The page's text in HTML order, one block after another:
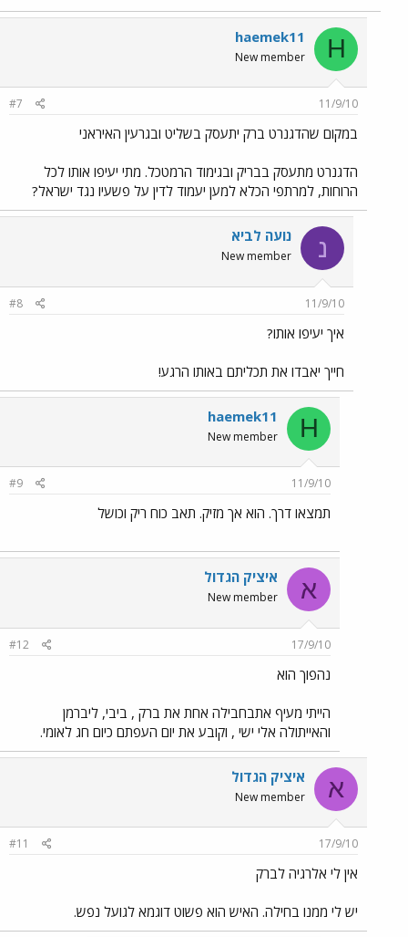
H
haemek11
New member
11/9/10
#7
במקום שהדגנרט ברק יתעסק בשליט ובגרעין האיראני
הדגנרט מתעסק בבריק ובגימוד הרמטכל. מתי יעיפו אותו לכל
הרוחות, למרתפי הכלא למען יעמוד לדין על פשעיו נגד ישראל?
נ נועה לביא
New member
11/9/10
#8
איך יעיפו אותו?
חייך יאבדו את תכליתם באותו הרגע!
H
haemek11
New member
11/9/10
#9
תמצאו דרך. הוא אך מזיק. תאב כוח ריק וכושל
א איציק הגדול
New member
17/9/10
#12
נהפוך הוא
הייתי מעיף אתבחבילה אחת את ברק , ביבי, ליברמן
והאייתולה אלי ישי , וקובע את יום העפתם כיום חג לאומי.
א איציק הגדול
New member
17/9/10
#11
אין לי אלרגיה לברק
יש לי ממנו בחילה. האיש הוא פשוט דוגמא לגועל נפש.